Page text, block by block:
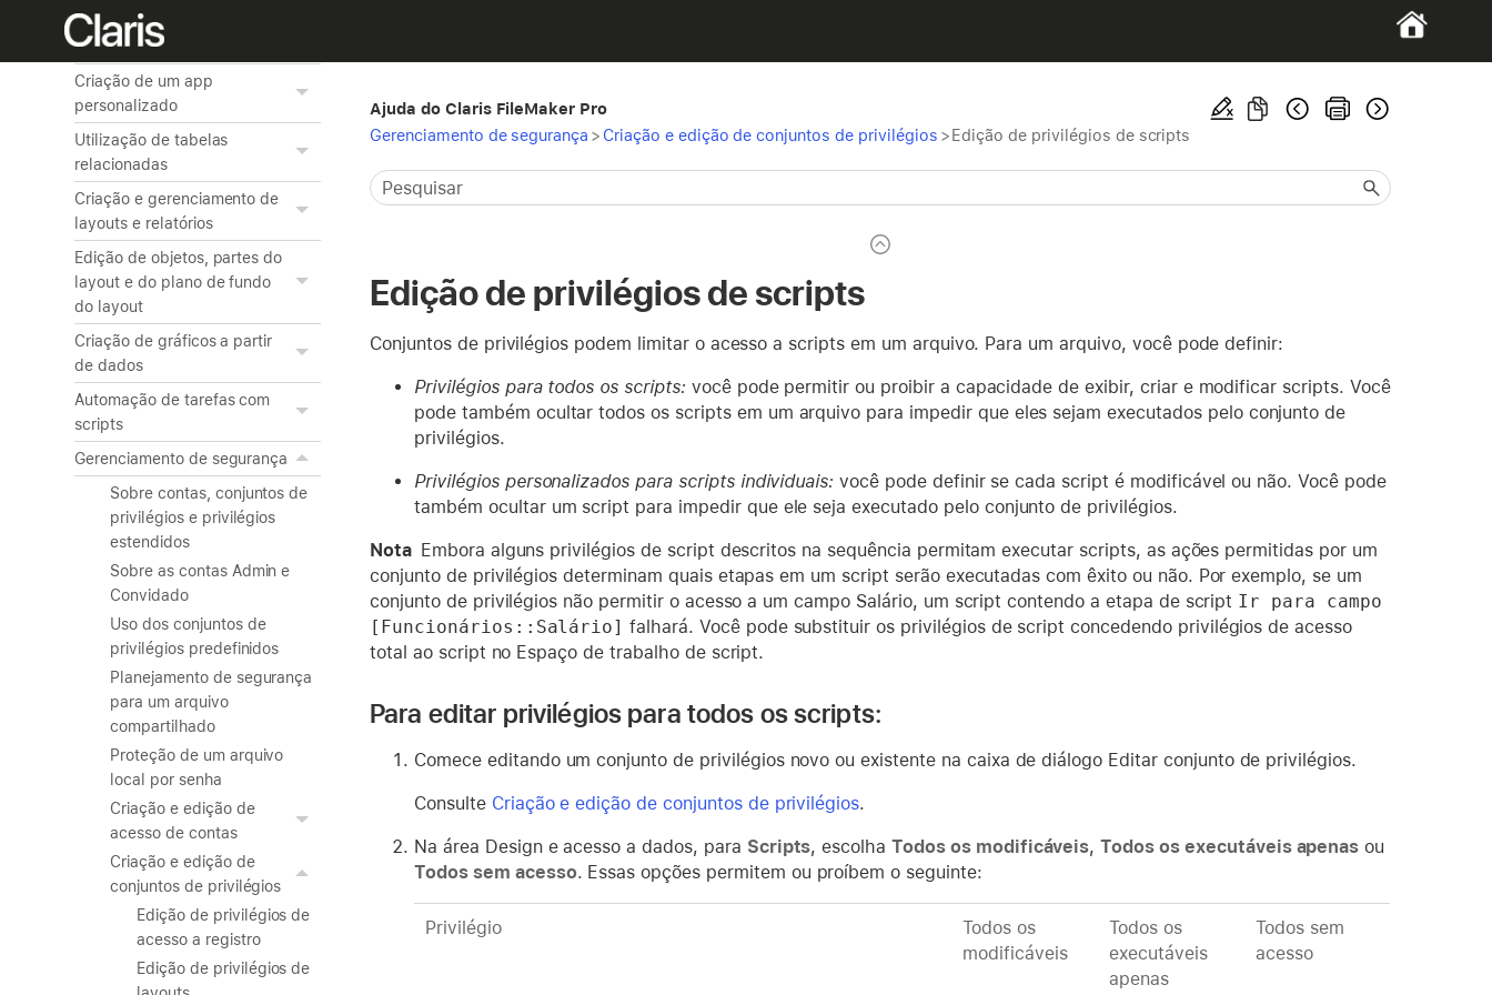
Visualização e impressão de
informações
Criação de um app
personalizado
Utilização de tabelas
relacionadas
Criação e gerenciamento de
layouts e relatórios
Edição de objetos, partes do
layout e do plano de fundo
do layout
Criação de gráficos a partir
de dados
Automação de tarefas com
scripts
Gerenciamento de segurança
Sobre contas, conjuntos de
privilégios e privilégios
estendidos
Sobre as contas Admin e
Convidado
Uso dos conjuntos de
privilégios predefinidos
Planejamento de segurança
para um arquivo
compartilhado
Proteção de um arquivo
local por senha
Criação e edição de
acesso de contas
Criação e edição de
conjuntos de privilégios
Edição de privilégios de
acesso a registro
Edição de privilégios de
Ajuda do Claris FileMaker Pro
Gerenciamento de segurança > Criação e edição de conjuntos de privilégios >Edição de privilégios de scripts
Edição de privilégios de scripts
Conjuntos de privilégios podem limitar o acesso a scripts em um arquivo. Para um arquivo, você pode definir:
Privilégios para todos os scripts: você pode permitir ou proibir a capacidade de exibir, criar e modificar scripts. Você
pode também ocultar todos os scripts em um arquivo para impedir que eles sejam executados pelo conjunto de
privilégios.
Privilégios personalizados para scripts individuais: você pode definir se cada script é modificável ou não. Você pode
também ocultar um script para impedir que ele seja executado pelo conjunto de privilégios.
Nota Embora alguns privilégios de script descritos na sequência permitam executar scripts, as ações permitidas por um
conjunto de privilégios determinam quais etapas em um script serão executadas com êxito ou não. Por exemplo, se um
conjunto de privilégios não permitir o acesso a um campo Salário, um script contendo a etapa de script Ir para campo
[Funcionários::Salário] falhará. Você pode substituir os privilégios de script concedendo privilégios de acesso
total ao script no Espaço de trabalho de script.
Para editar privilégios para todos os scripts:
Comece editando um conjunto de privilégios novo ou existente na caixa de diálogo Editar conjunto de privilégios.
Consulte Criação e edição de conjuntos de privilégios.
Na área Design e acesso a dados, para Scripts, escolhaTodos os modificáveis,Todos os executáveis apenas ou
Todos sem acesso. Essas opções permitem ou proíbem o seguinte:
Privilégio
Todos os
modificáveis
Todos os
executáveis
apenas
Todos sem
acesso